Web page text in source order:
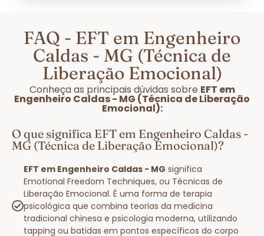
FAQ - EFT em Engenheiro
Caldas - MG (Técnica de
Liberação Emocional)
Conheça as principais dúvidas sobre EFT em
Engenheiro Caldas - MG (Técnica de Liberação
Emocional):
O que significa EFT em Engenheiro Caldas -
MG (Técnica de Liberação Emocional)?
EFT em Engenheiro Caldas - MG significa
Emotional Freedom Techniques, ou Técnicas de
Liberação Emocional. É uma forma de terapia
psicológica que combina teorias da medicina
tradicional chinesa e psicologia moderna, utilizando
tapping ou batidas em pontos específicos do corpo